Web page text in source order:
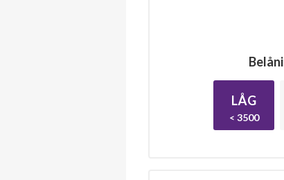
LÅG
< 3500